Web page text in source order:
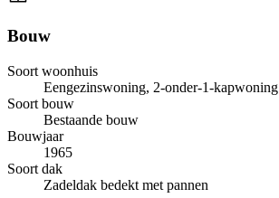
Bouw
Soort woonhuis
Eengezinswoning, 2-onder-1-kapwoning
Soort bouw
Bestaande bouw
Bouwjaar
1965
Soort dak
Zadeldak bedekt met pannen